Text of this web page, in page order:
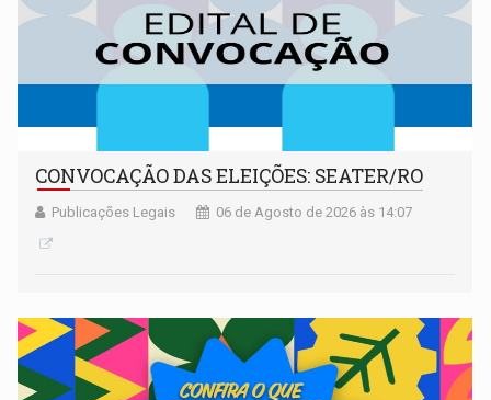
CONVOCAÇÃO DAS ELEIÇÕES: SEATER/RO
Publicações Legais 06 de Agosto de 2026 às 14:07